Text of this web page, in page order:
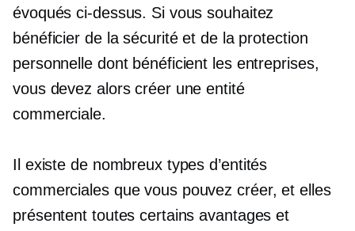
évoqués ci-dessus. Si vous souhaitez
bénéficier de la sécurité et de la protection
personnelle dont bénéficient les entreprises,
vous devez alors créer une entité
commerciale.
Il existe de nombreux types d’entités
commerciales que vous pouvez créer, et elles
présentent toutes certains avantages et